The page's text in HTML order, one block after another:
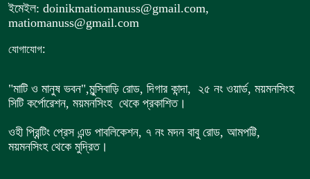
ইমেইল: doinikmatiomanuss@gmail.com,
matiomanuss@gmail.com
যোগাযোগ:
"মাটি ও মানুষ ভবন",মুন্সিবাড়ি রোড, দিগার কান্দা, ২৫ নং ওয়ার্ড, ময়মনসিংহ
সিটি কর্পোরেশন, ময়মনসিংহ থেকে প্রকাশিত।
ওহী প্রিন্টিং প্রেস এন্ড পাবলিকেশন, ৭ নং মদন বাবু রোড, আমপট্টি,
ময়মনসিংহ থেকে মুদ্রিত।